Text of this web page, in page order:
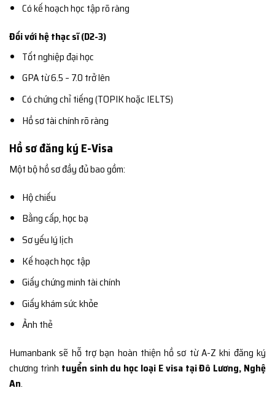
Có kế hoạch học tập rõ ràng
Đối với hệ thạc sĩ (D2-3)
Tốt nghiệp đại học
GPA từ 6.5 – 7.0 trở lên
Có chứng chỉ tiếng (TOPIK hoặc IELTS)
Hồ sơ tài chính rõ ràng
Hồ sơ đăng ký E-Visa
Một bộ hồ sơ đầy đủ bao gồm:
Hộ chiếu
Bằng cấp, học bạ
Sơ yếu lý lịch
Kế hoạch học tập
Giấy chứng minh tài chính
Giấy khám sức khỏe
Ảnh thẻ
Humanbank sẽ hỗ trợ bạn hoàn thiện hồ sơ từ A-Z khi đăng ký
chương trình tuyển sinh du học loại E visa tại Đô Lương, Nghệ
An.